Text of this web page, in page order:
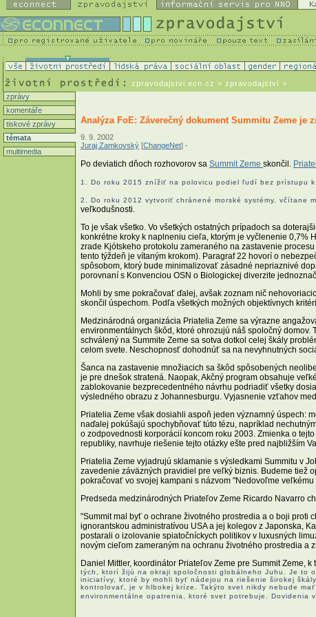
zpravodajstvi.ecn.cz > zpravodajství >
zprávy
komentáře
tiskové zprávy
témata
multimedia
Analýza FoE: Záverečný dokument Summitu Zeme je
9. 9. 2002
Juraj Zamkovský [ChangeNet] -
Po deviatich dňoch rozhovorov sa Summit Zeme skončil.
1. Do roku 2015 znížiť na polovicu podiel ľudí bez prístupu k
2. Do roku 2012 vytvoriť chránené morské systémy, včítane
veľkodušnosti.
To je však všetko. Vo všetkých ostatných prípadoch sa
konkrétne kroky k naplneniu cieľa, ktorým je vyčlenenie 0,7%
zrade Kjótskeho protokolu zameraného na zastavenie
tento týždeň je vítaným krokom). Paragraf 22 hovorí o
spôsobom, ktorý bude minimalizovať zásadné nepriaznivé
porovnaní s Konvenciou OSN o Biologickej diverzite
Mohli by sme pokračovať ďalej, avšak zoznam nič
skončil úspechom. Podľa všetkých možných objektívnych
Medzinárodná organizácia Priatelia Zeme sa výrazne
environmentálnych škôd, ktoré ohrozujú náš spoločný
schválený na Summite Zeme sa sotva dotkol celej škály
celom svete. Neschopnosť dohodnúť sa na nevyhnutných
Šanca na zastavenie množiacich sa škôd spôsobených
je pre dnešok stratená. Naopak, Akčný program obsahuje
zablokovanie bezprecedentného návrhu podriadiť všetky
výsledného obrazu z Johannesburgu. Vyjasnenie vzťahov
Priatelia Zeme však dosiahli aspoň jeden významný úspech:
naďalej pokúšajú spochybňovať túto tézu, napríklad
o zodpovednosti korporácií koncom roku 2003. Zmienka o
republiky, navrhuje riešenie tejto otázky ešte pred najbližším
Priatelia Zeme vyjadrujú sklamanie s výsledkami Summitu v
zavedenie záväzných pravidiel pre veľký biznis. Budeme tiež
pokračovať vo svojej kampani s názvom "Nedovoľme
Predseda medzinárodných Priateľov Zeme Ricardo Navarro
"Summit mal byť o ochrane životného prostredia a o boji proti
ignorantskou administratívou USA a jej kolegov z Japonska,
postarali o izolovanie spiatočníckych politikov v luxusných
novým cieľom zameraným na ochranu životného prostredia a
Daniel Mittler, koordinátor Priateľov Zeme pre Summit Zeme, k
tých, ktorí žijú na okraji spoločnosti globálneho Juhu. Je to
iniciatívy, ktoré by mohli byť nádejou na riešenie širokej
kontrolovať, je v hlbokej kríze. Takýto svet nikdy nebude
environmentálne opatrenia, ktoré svet potrebuje. Dovidenia